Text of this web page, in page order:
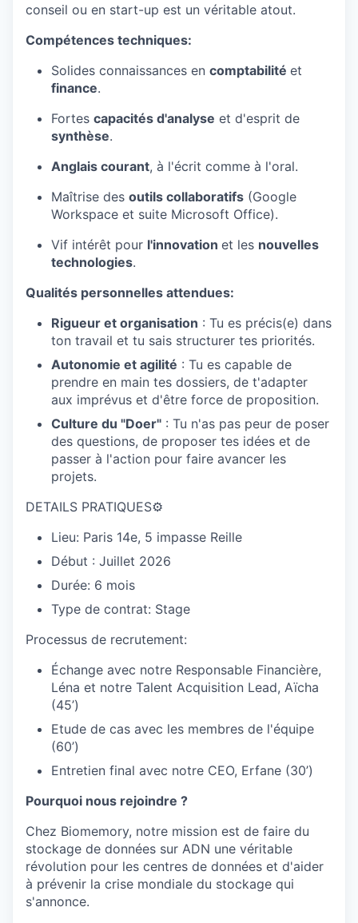
conseil ou en start-up est un véritable atout.
Compétences techniques:
Solides connaissances en comptabilité et
finance.
Fortes capacités d'analyse et d'esprit de
synthèse.
Anglais courant, à l'écrit comme à l'oral.
Maîtrise des outils collaboratifs (Google
Workspace et suite Microsoft Office).
Vif intérêt pour l'innovation et les nouvelles
technologies.
Qualités personnelles attendues:
Rigueur et organisation : Tu es précis(e) dans
ton travail et tu sais structurer tes priorités.
Autonomie et agilité : Tu es capable de
prendre en main tes dossiers, de t'adapter
aux imprévus et d'être force de proposition.
Culture du "Doer" : Tu n'as pas peur de poser
des questions, de proposer tes idées et de
passer à l'action pour faire avancer les
projets.
DETAILS PRATIQUES⚙️
Lieu: Paris 14e, 5 impasse Reille
Début : Juillet 2026
Durée: 6 mois
Type de contrat: Stage
Processus de recrutement:
Échange avec notre Responsable Financière,
Léna et notre Talent Acquisition Lead, Aïcha
(45’)
Etude de cas avec les membres de l'équipe
(60’)
Entretien final avec notre CEO, Erfane (30’)
Pourquoi nous rejoindre ?
Chez Biomemory, notre mission est de faire du
stockage de données sur ADN une véritable
révolution pour les centres de données et d'aider
à prévenir la crise mondiale du stockage qui
s'annonce.